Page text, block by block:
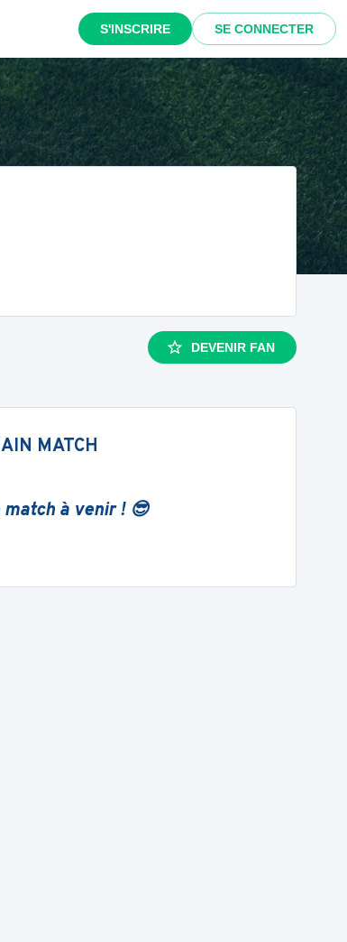
S'INSCRIRE SE CONNECTER
DEVENIR FAN
MATCH
match à venir ! 😎